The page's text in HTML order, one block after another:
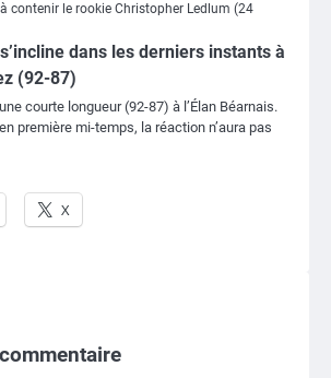
contenir le rookie Christopher Ledlum (24
dans les derniers instants à
(92-87)
courte longueur (92-87) à l’Élan Béarnais.
première mi-temps, la réaction n’aura pas
X